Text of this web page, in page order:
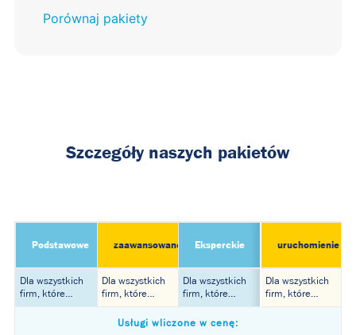
Porównaj pakiety
Szczegóły naszych pakietów
Podstawowe zaawansowane Eksperckie uruchomienie
Dla wszystkich
firm, które…
Dla wszystkich
firm, które…
Dla wszystkich
firm, które…
Dla wszystkich
firm, które…
Usługi wliczone w cenę: